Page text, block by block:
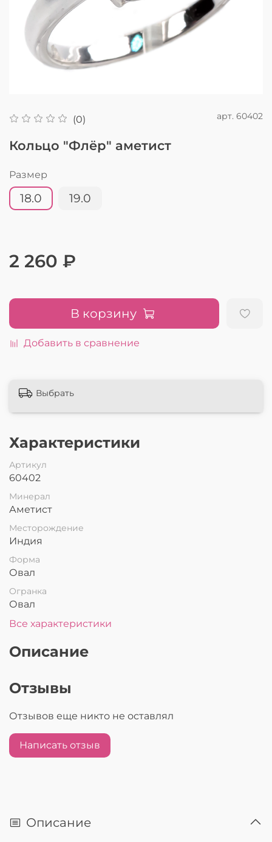
(0) арт. 60402
Кольцо "Флёр" аметист
Размер
18.0 19.0
2 260 ₽
В корзину
Добавить в сравнение
Выбрать
Характеристики
Артикул
60402
Минерал
Аметист
Месторождение
Индия
Форма
Овал
Огранка
Овал
Все характеристики
Описание
Отзывы
Отзывов еще никто не оставлял
Написать отзыв
Описание